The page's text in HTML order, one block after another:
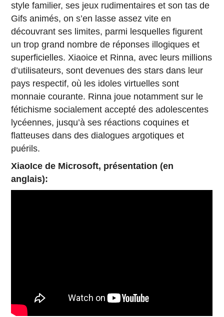
style familier, ses jeux rudimentaires et son tas de
Gifs animés, on s’en lasse assez vite en
découvrant ses limites, parmi lesquelles figurent
un trop grand nombre de réponses illogiques et
superficielles. Xiaoice et Rinna, avec leurs millions
d’utilisateurs, sont devenues des stars dans leur
pays respectif, où les idoles virtuelles sont
monnaie courante. Rinna joue notamment sur le
fétichisme socialement accepté des adolescentes
lycéennes, jusqu’à ses réactions coquines et
flatteuses dans des dialogues argotiques et
puérils.
XiaoIce de Microsoft, présentation (en
anglais):